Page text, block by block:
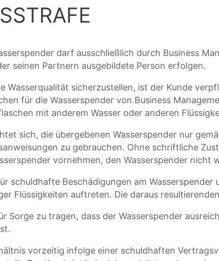
darf ausschließlich durch Business
seinen Partnern ausgebildete Person erfolgen.
Wasserqualität sicherzustellen, ist der Kunde
für die Wasserspender von Business
mit anderem Wasser oder anderen
sich, die übergebenen Wasserspender nur
zu gebrauchen. Ohne schriftliche
vornehmen, den Wasserspender
schuldhafte Beschädigungen am
Flüssigkeiten auftreten. Die daraus
Sorge zu tragen, dass der Wasserspender
vorzeitig infolge einer schuldhaften